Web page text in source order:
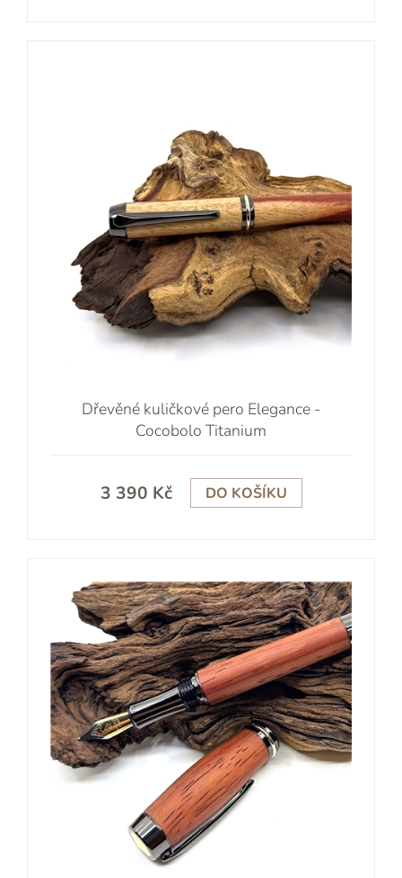
Dřevěné kuličkové pero Elegance -
Cocobolo Titanium
3 390 Kč DO KOŠÍKU